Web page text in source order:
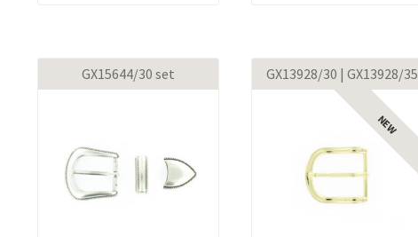
GX15644/30 set GX13928/30 | GX13928/35